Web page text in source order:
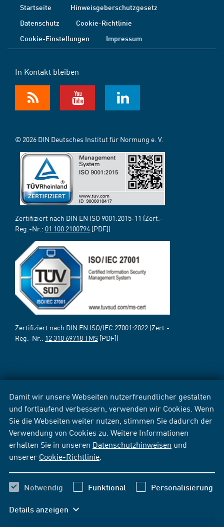
Damit wir unsere Webseiten nutzerfreundlicher gestalten
und fortlaufend verbessern, verwenden wir Cookies. Wenn
Sie die Webseiten weiter nutzen, stimmen Sie dadurch der
Verwendung von Cookies zu. Weitere Informationen
erhalten Sie in unseren Datenschutzhinweisen und
unserer Cookie-Richtlinie
Notwendig Funktional Personalisierung
Details anzeigen
Startseite
Hinweisgeberschutzgesetz
Datenschutz
Cookie-Richtlinie
Cookie-Einstellungen
Impressum
In Kontakt bleiben
© 2026 DIN Deutsches Institut für Normung e. V.
Zertifiziert nach DIN EN ISO 9001:2015-11 (Zert.-
Reg.-Nr.: 01 100 2100794 [PDF])
Zertifiziert nach DIN EN ISO/IEC 27001:2022 (Zert.-
Reg.-Nr.: 12 310 69718 TMS [PDF])